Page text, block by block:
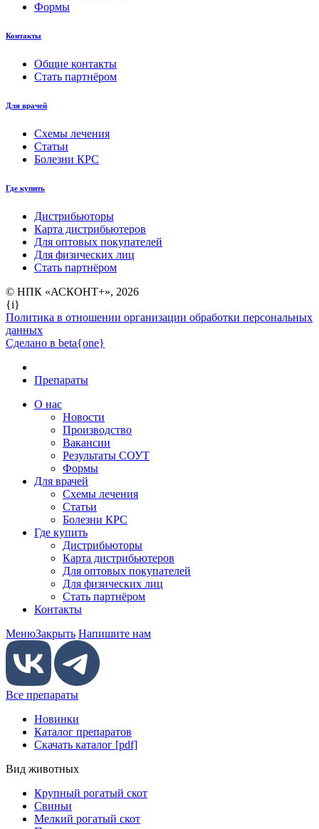
Формы
Контакты
Общие контакты
Стать партнёром
Для врачей
Схемы лечения
Статьи
Болезни КРС
Где купить
Дистрибьюторы
Карта дистрибьютеров
Для оптовых покупателей
Для физических лиц
Стать партнёром
© НПК «АСКОНТ+», 2026
{i}
Политика в отношении организации обработки персональных
данных
Сделано в beta{one}
Препараты
О нас
Новости
Производство
Вакансии
Результаты СОУТ
Формы
Для врачей
Схемы лечения
Статьи
Болезни КРС
Где купить
Дистрибьюторы
Карта дистрибьютеров
Для оптовых покупателей
Для физических лиц
Стать партнёром
Контакты
МенюЗакрыть Напишите нам
Все препараты
Новинки
Каталог препаратов
Скачать каталог [pdf]
Вид животных
Крупный рогатый скот
Свиньи
Мелкий рогатый скот